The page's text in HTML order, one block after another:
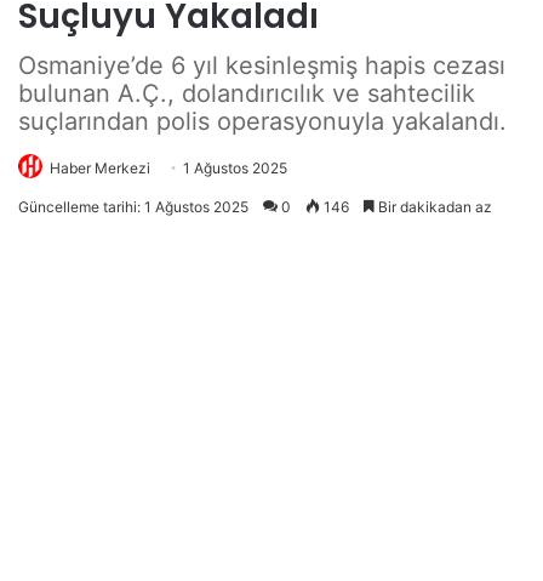
Suçluyu Yakaladı
Osmaniye’de 6 yıl kesinleşmiş hapis cezası
bulunan A.Ç., dolandırıcılık ve sahtecilik
suçlarından polis operasyonuyla yakalandı.
Haber Merkezi 1 Ağustos 2025
Güncelleme tarihi: 1 Ağustos 2025 0 146 Bir dakikadan az